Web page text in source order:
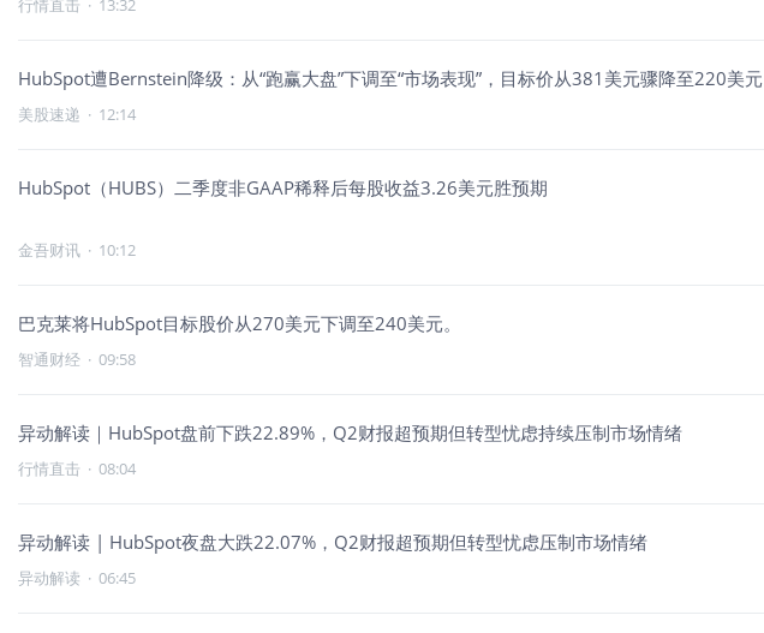
行情直击 · 13:32
HubSpot遭Bernstein降级：从“跑赢大盘”下调至“市场表现”，目标价从381美元骤降至220美元
美股速递 · 12:14
HubSpot（HUBS）二季度非GAAP稀释后每股收益3.26美元胜预期
金吾财讯 · 10:12
巴克莱将HubSpot目标股价从270美元下调至240美元。
智通财经 · 09:58
异动解读｜HubSpot盘前下跌22.89%，Q2财报超预期但转型忧虑持续压制市场情绪
行情直击 · 08:04
异动解读 | HubSpot夜盘大跌22.07%，Q2财报超预期但转型忧虑压制市场情绪
异动解读 · 06:45